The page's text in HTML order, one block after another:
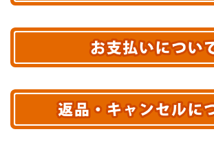
あす着エリアが対象で
エリアやお届け日の確認は
※ 配送業者による配送遅延が生じる可能性
※ 沖縄・離島はお届けできませ
送料無料!
10,000円未満 全国一律
配送業者
ヤマト運輸
クレジットカード